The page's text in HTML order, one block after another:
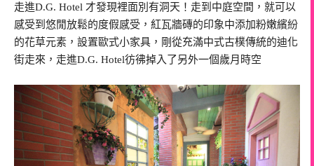
走進D.G. Hotel 才發現裡面別有洞天！走到中庭空間，就可以
感受到悠閒放鬆的度假感受，紅瓦牆磚的印象中添加粉嫩繽紛
的花草元素，設置歐式小家具，剛從充滿中式古樸傳統的迪化
街走來，走進D.G. Hotel彷彿掉入了另外一個歲月時空